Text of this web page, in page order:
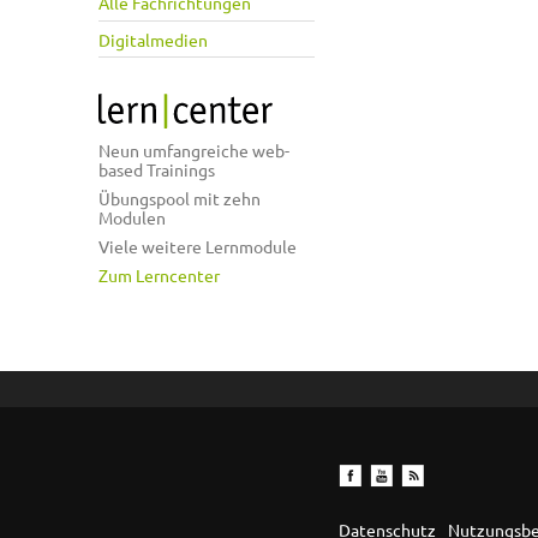
Digitalmedien
Neun umfangreiche web-
based Trainings
Übungspool mit zehn
Modulen
Viele weitere Lernmodule
Zum Lerncenter
Datenschutz